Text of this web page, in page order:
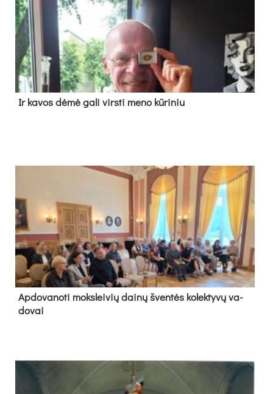
Ir ka­vos dė­mė ga­li virs­ti me­no kū­ri­niu
Ap­do­va­no­ti moks­lei­vių dai­nų šven­tės ko­lek­ty­vų va­
do­vai